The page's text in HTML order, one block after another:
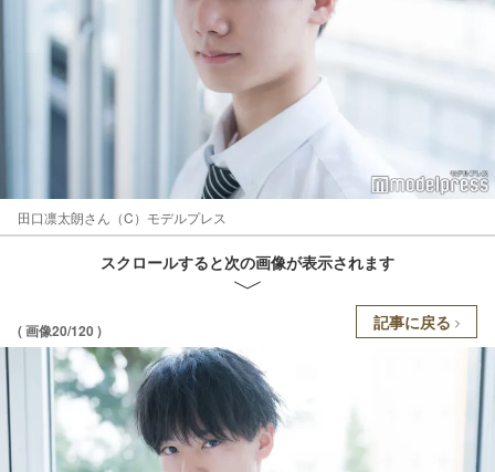
田口凛太朗さん（C）モデルプレス
スクロールすると次の画像が表示されます
( 画像20/120 ) 記事に戻る